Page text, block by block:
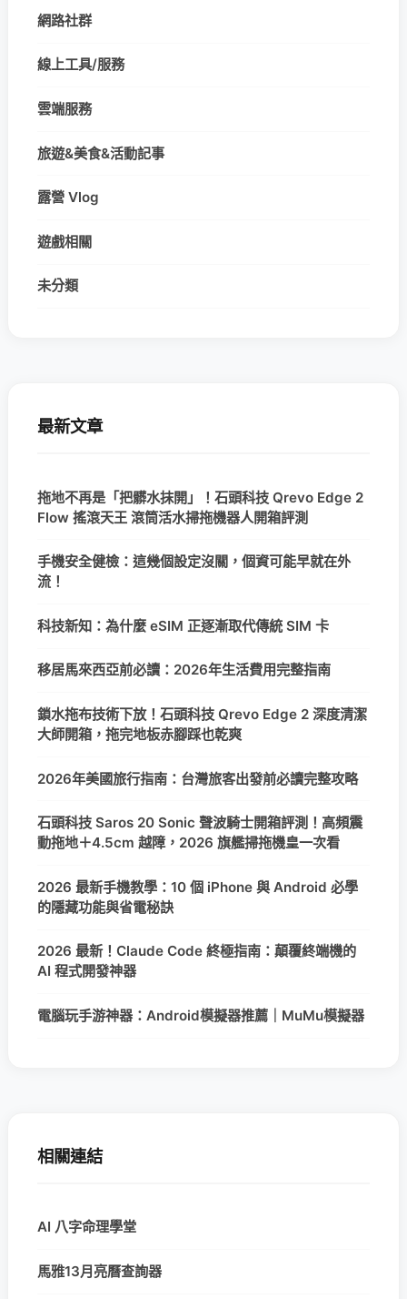
網路社群
線上工具/服務
雲端服務
旅遊&美食&活動記事
露營 Vlog
遊戲相關
未分類
最新文章
拖地不再是「把髒水抹開」！石頭科技 Qrevo Edge 2
Flow 搖滾天王 滾筒活水掃拖機器人開箱評測
手機安全健檢：這幾個設定沒關，個資可能早就在外
流！
科技新知：為什麼 eSIM 正逐漸取代傳統 SIM 卡
移居馬來西亞前必讀：2026年生活費用完整指南
鎖水拖布技術下放！石頭科技 Qrevo Edge 2 深度清潔
大師開箱，拖完地板赤腳踩也乾爽
2026年美國旅行指南：台灣旅客出發前必讀完整攻略
石頭科技 Saros 20 Sonic 聲波騎士開箱評測！高頻震
動拖地＋4.5cm 越障，2026 旗艦掃拖機皇一次看
2026 最新手機教學：10 個 iPhone 與 Android 必學
的隱藏功能與省電秘訣
2026 最新！Claude Code 終極指南：顛覆終端機的
AI 程式開發神器
電腦玩手游神器：Android模擬器推薦｜MuMu模擬器
相關連結
AI 八字命理學堂
馬雅13月亮曆查詢器